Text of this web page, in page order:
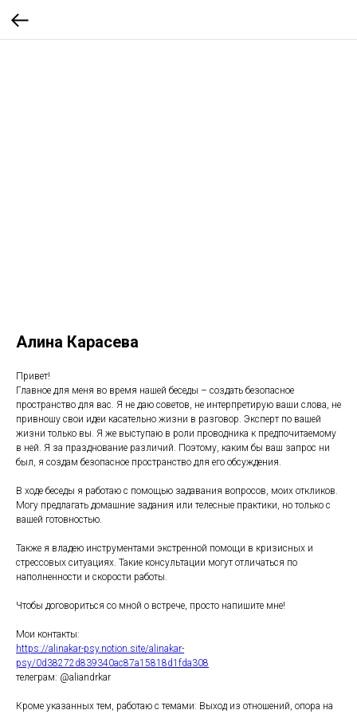
Алина Карасева
Привет!
Главное для меня во время нашей беседы – создать безопасное
пространство для вас. Я не даю советов, не интерпретирую ваши слова, не
привношу свои идеи касательно жизни в разговор. Эксперт по вашей
жизни только вы. Я же выступаю в роли проводника к предпочитаемому
в ней. Я за празднование различий. Поэтому, каким бы ваш запрос ни
был, я создам безопасное пространство для его обсуждения.
В ходе беседы я работаю с помощью задавания вопросов, моих откликов.
Могу предлагать домашние задания или телесные практики, но только с
вашей готовностью.
Также я владею инструментами экстренной помощи в кризисных и
стрессовых ситуациях. Такие консультации могут отличаться по
наполненности и скорости работы.
Чтобы договориться со мной о встрече, просто напишите мне!
Мои контакты:
https://alinakar-psy.notion.site/alinakar-
psy/0d38272d839340ac87a15818d1fda308
телеграм: @aliandrkar
Кроме указанных тем, работаю с темами: Выход из отношений, опора на